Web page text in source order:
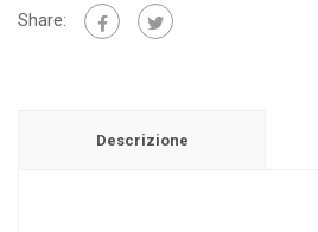
Share:
Descrizione